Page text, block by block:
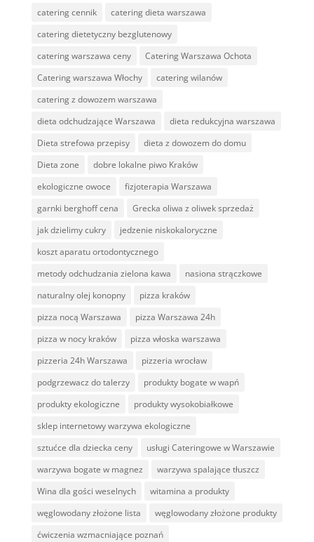
catering cennik
catering dieta warszawa
catering dietetyczny bezglutenowy
catering warszawa ceny
Catering Warszawa Ochota
Catering warszawa Włochy
catering wilanów
catering z dowozem warszawa
dieta odchudzające Warszawa
dieta redukcyjna warszawa
Dieta strefowa przepisy
dieta z dowozem do domu
Dieta zone
dobre lokalne piwo Kraków
ekologiczne owoce
fizjoterapia Warszawa
garnki berghoff cena
Grecka oliwa z oliwek sprzedaż
jak dzielimy cukry
jedzenie niskokaloryczne
koszt aparatu ortodontycznego
metody odchudzania zielona kawa
nasiona strączkowe
naturalny olej konopny
pizza kraków
pizza nocą Warszawa
pizza Warszawa 24h
pizza w nocy kraków
pizza włoska warszawa
pizzeria 24h Warszawa
pizzeria wrocław
podgrzewacz do talerzy
produkty bogate w wapń
produkty ekologiczne
produkty wysokobiałkowe
sklep internetowy warzywa ekologiczne
sztućce dla dziecka ceny
usługi Cateringowe w Warszawie
warzywa bogate w magnez
warzywa spalające tłuszcz
Wina dla gości weselnych
witamina a produkty
węglowodany złożone lista
węglowodany złożone produkty
ćwiczenia wzmacniające poznań